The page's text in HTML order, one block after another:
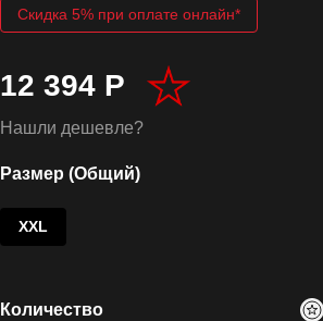
Скидка 5% при оплате онлайн*
12 394 Р
Нашли дешевле?
Размер (Общий)
XXL
Количество